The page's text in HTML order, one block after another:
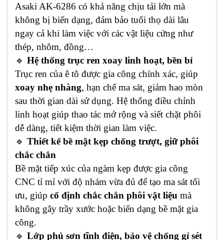
Asaki AK-6286 có khả năng chịu tải lớn mà
không bị biến dạng, đảm bảo tuổi thọ dài lâu
ngay cả khi làm việc với các vật liệu cứng như
thép, nhôm, đồng…
🔹 Hệ thống trục ren xoay linh hoạt, bền bỉ
Trục ren của ê tô được gia công chính xác, giúp
xoay nhẹ nhàng, hạn chế ma sát, giảm hao mòn
sau thời gian dài sử dụng. Hệ thống điều chỉnh
linh hoạt giúp thao tác mở rộng và siết chặt phôi
dễ dàng, tiết kiệm thời gian làm việc.
🔹 Thiết kế bề mặt kẹp chống trượt, giữ phôi
chắc chắn
Bề mặt tiếp xúc của ngàm kẹp được gia công
CNC tỉ mỉ với độ nhám vừa đủ để tạo ma sát tối
ưu, giúp cố định chắc chắn phôi vật liệu mà
không gây trầy xước hoặc biến dạng bề mặt gia
công.
🔹 Lớp phủ sơn tĩnh điện, bảo vệ chống gỉ sét